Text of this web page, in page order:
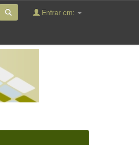
Entrar em: